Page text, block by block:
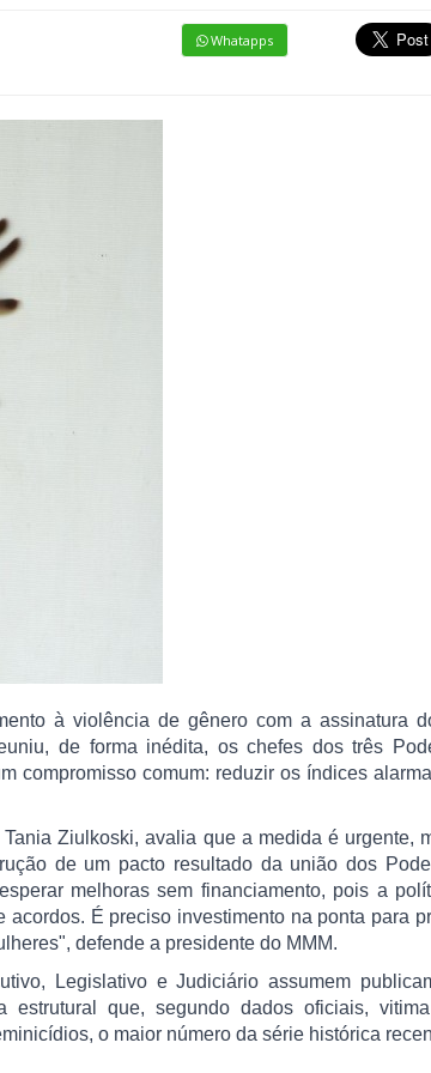
Whatapps
à violência de gênero com a assinatura
de forma inédita, os chefes dos três
compromisso comum: reduzir os índices
Ziulkoski, avalia que a medida é urgente,
de um pacto resultado da união dos
melhoras sem financiamento, pois a
É preciso investimento na ponta para
defende a presidente do MMM.
Legislativo e Judiciário assumem
estrutural que, segundo dados oficiais,
o maior número da série histórica